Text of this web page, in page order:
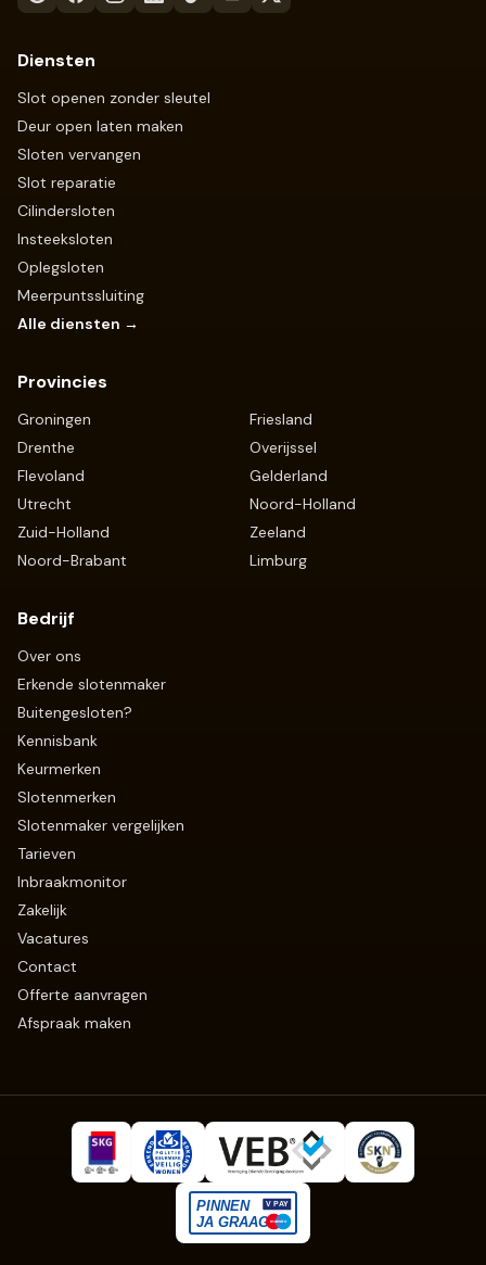
Diensten
Slot openen zonder sleutel
Deur open laten maken
Sloten vervangen
Slot reparatie
Cilindersloten
Insteeksloten
Oplegsloten
Meerpuntssluiting
Alle diensten →
Provincies
Groningen
Friesland
Drenthe
Overijssel
Flevoland
Gelderland
Utrecht
Noord-Holland
Zuid-Holland
Zeeland
Noord-Brabant
Limburg
Bedrijf
Over ons
Erkende slotenmaker
Buitengesloten?
Kennisbank
Keurmerken
Slotenmerken
Slotenmaker vergelijken
Tarieven
Inbraakmonitor
Zakelijk
Vacatures
Contact
Offerte aanvragen
Afspraak maken